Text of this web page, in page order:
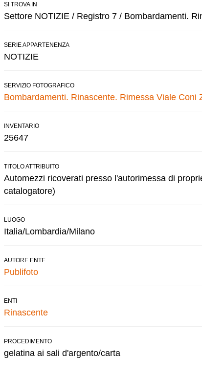
SI TROVA IN
Settore NOTIZIE / Registro 7 / Bombardamenti.
SERIE APPARTENENZA
NOTIZIE
SERVIZIO FOTOGRAFICO
Bombardamenti. Rinascente. Rimessa Viale Coni
INVENTARIO
25647
TITOLO ATTRIBUITO
Automezzi ricoverati presso l'autorimessa di
catalogatore)
LUOGO
Italia/Lombardia/Milano
AUTORE ENTE
Publifoto
ENTI
Rinascente
PROCEDIMENTO
gelatina ai sali d'argento/carta